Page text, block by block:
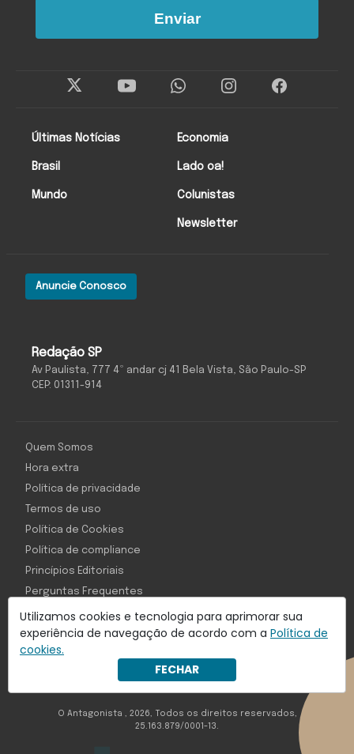
Utilizamos cookies e tecnologia para aprimorar sua
experiência de navegação de acordo com a Política de
cookies.
FECHAR
Redação SP
Av Paulista, 777 4º andar cj 41 Bela Vista, São Paulo-SP
CEP: 01311-914
Anuncie Conosco
Últimas Notícias
Brasil
Mundo
Economia
Lado oa!
Colunistas
Newsletter
Enviar
Com inteligência e tecnologia:
Object1ve - Marketing Solution
Quem Somos
Hora extra
Política de privacidade
Termos de uso
Política de Cookies
Política de compliance
Princípios Editoriais
Perguntas Frequentes
O Antagonista , 2026, Todos os direitos reservados,
25.163.879/0001-13.